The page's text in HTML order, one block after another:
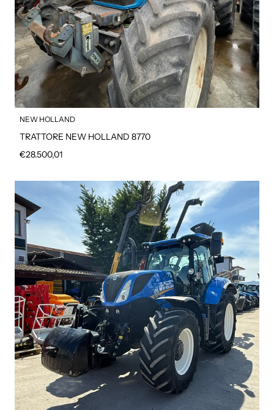
NEW HOLLAND
TRATTORE NEW HOLLAND 8770
Prezzo regolare
€28.500,01